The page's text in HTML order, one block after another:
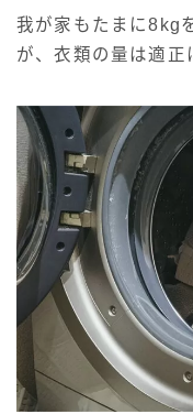
我が家もたまに8kg
が、衣類の量は適正